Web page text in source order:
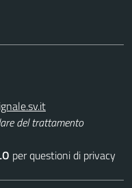
del trattamento
per questioni di privacy